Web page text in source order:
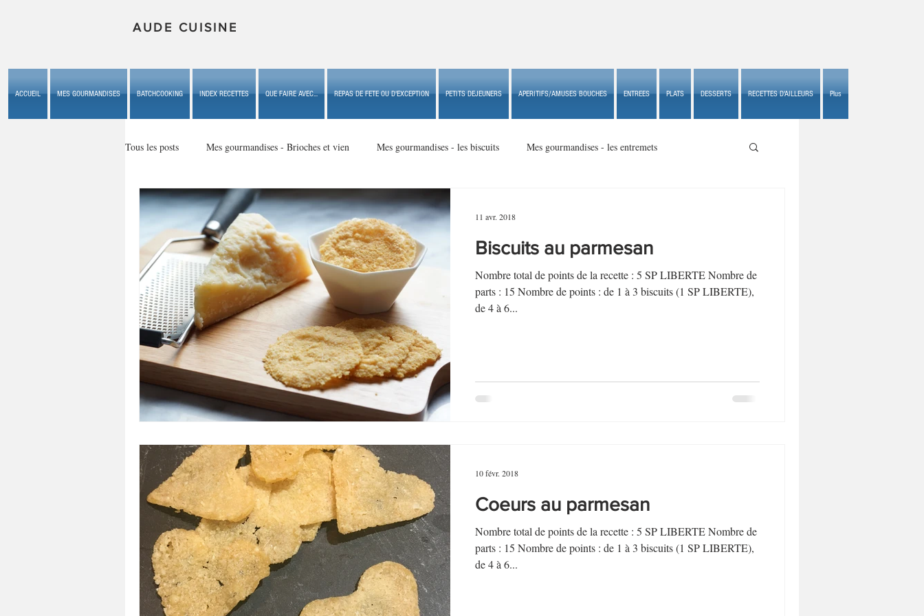
AUDE CUISINE
ACCUEIL MES GOURMANDISES BATCHCOOKING INDEX RECETTES QUE FAIRE AVEC... REPAS DE FETE OU D'EXCEPTION PETITS DEJEUNERS APERITIFS/AMUSES BOUCHES ENTREES PLATS DESSERTS RECETTES D'AILLEURS Plus
Tous les posts Mes gourmandises - Brioches et vien Mes gourmandises - les biscuits Mes gourmandises - les entremets
Mes gourmandises - les gâteaux du b Mes gourmandises - made in USA
Mes gourmandises - plaisirs d'enfan Accompagnements Apéritifs/amuses bouches de fête ou Apéritifs croustillants
A tartiner Aux flocons d'avoine au Fromage autres petits déjeuners Biscuits et crackers
Bouchées apéritives Bowlcakes bowlcakes salés Cakes et muffins
Crêpes, gaufres et pancakes Desserts au chocolat Desserts aux fruits
Entrées chaudes Entrées de fête ou d'exception Entrées froides
Biscuits au parmesan
Nombre total de points de la recette : 5 SP LIBERTE Nombre de
parts : 15 Nombre de points : de 1 à 3 biscuits (1 SP LIBERTE),
de 4 à 6...
11 avr. 2018
Coeurs au parmesan
Nombre total de points de la recette : 5 SP LIBERTE Nombre de
parts : 15 Nombre de points : de 1 à 3 biscuits (1 SP LIBERTE),
de 4 à 6...
10 févr. 2018